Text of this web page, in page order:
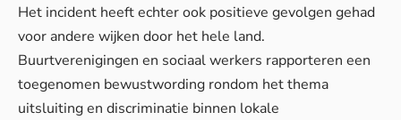
Het incident heeft echter ook positieve gevolgen gehad
voor andere wijken door het hele land.
Buurtverenigingen en sociaal werkers rapporteren een
toegenomen bewustwording rondom het thema
uitsluiting en discriminatie binnen lokale